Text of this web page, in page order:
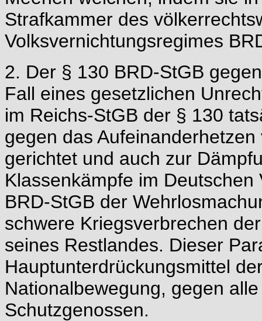
Strafkammer des
Volksvernichtungsregimes
2. Der § 130 BRD-StGB
Fall eines gesetzlichen
im Reichs-StGB der § 130
gegen das
gerichtet und auch zur
Klassenkämpfe im
BRD-StGB der
schwere Kriegsverbrechen
seines Restlandes. Dieser
Hauptunterdrückungsmittel
Nationalbewegung, gegen
Schutzgenossen.